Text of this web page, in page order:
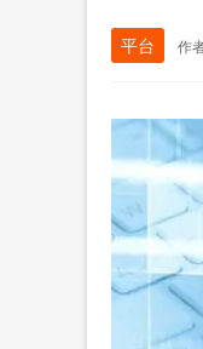
平台 作